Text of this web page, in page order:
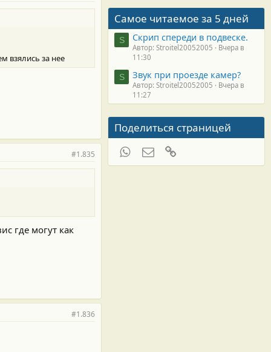
взялись за нее
#1.835
где могут как
#1.836
Самое читаемое за 5 дней
S Скрип спереди в подвеске.
Автор: Stroitel20052005
Вчера в
11:30
S Звук при проезде камер?
Автор: Stroitel20052005
Вчера в
11:27
Поделиться страницей
WhatsAppЭлектронная почта